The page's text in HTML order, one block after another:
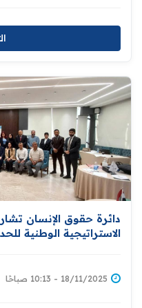
دائرة حقوق الإنسان
الاستراتيجية الوطنية
18/11/2025 - 10:13 صباحًا